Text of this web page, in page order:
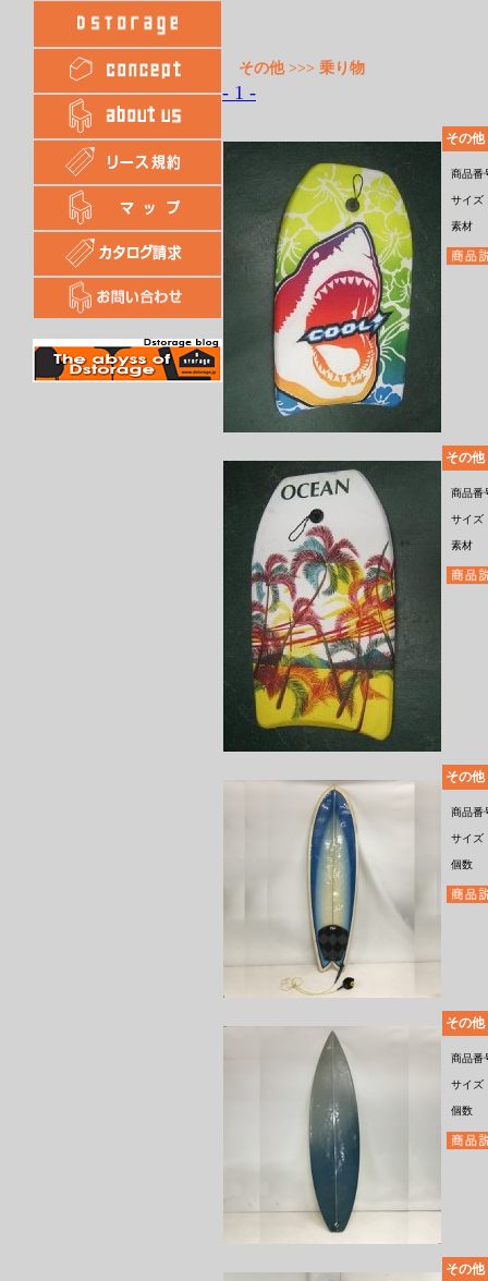
その他 >>> 乗り物
- 1 -
その
商品番
サイズ
素材
その
商品番
サイズ
素材
その
商品番
サイズ
個数
その
商品番
サイズ
個数
その